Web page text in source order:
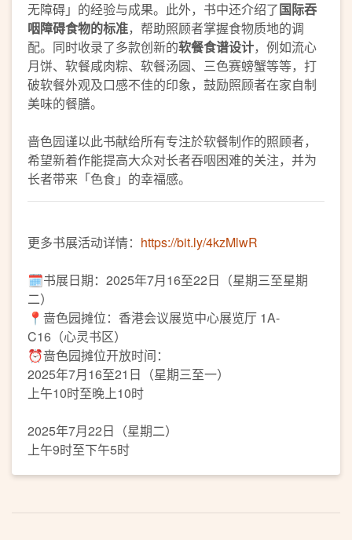
无障碍」的经验与成果。此外，书中还介绍了国际吞
咽障碍食物的标准，帮助照顾者掌握食物质地的调
配。同时收录了多款创新的软餐食谱设计，例如流心
月饼、软餐咸肉粽、软餐汤圆、三色赛螃蟹等等，打
破软餐外观及口感不佳的印象，鼓励照顾者在家自制
美味的餐膳。
啬色园谨以此书献给所有专注於软餐制作的照顾者，
希望新着作能提高大众对长者吞咽困难的关注，并为
长者带来「色食」的幸福感。
更多书展活动详情： https://bit.ly/4kzMlwR
🗓️书展日期：2025年7月16至22日（星期三至星期
二）
📍啬色园摊位：香港会议展览中心展览厅 1A-
C16（心灵书区）
⏰啬色园摊位开放时间：
2025年7月16至21日（星期三至一）
上午10时至晚上10时
2025年7月22日（星期二）
上午9时至下午5时